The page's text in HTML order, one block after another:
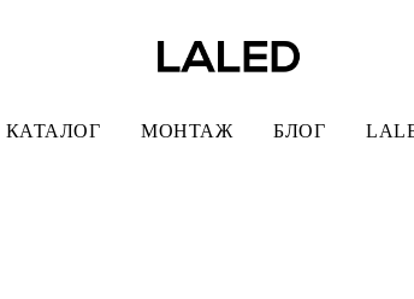
КАТАЛОГ МОНТАЖ БЛОГ